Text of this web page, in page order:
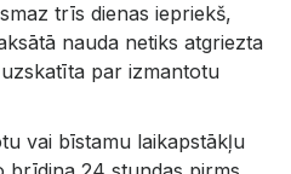
trīs dienas iepriekš,
nauda netiks atgriezta
par izmantotu
vai bīstamu laikapstākļu